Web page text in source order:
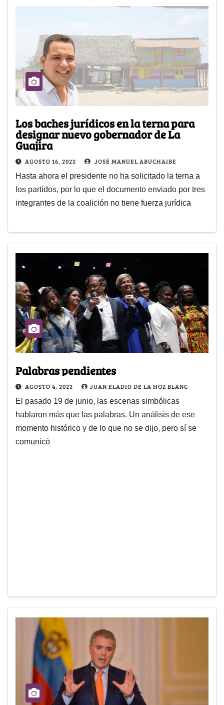
Los baches jurídicos en la terna para
designar nuevo gobernador de La
Guajira
AGOSTO 16, 2022 JOSÉ MANUEL ABUCHAIBE
Hasta ahora el presidente no ha solicitado la terna a
los partidos, por lo que el documento enviado por tres
integrantes de la coalición no tiene fuerza jurídica
Palabras pendientes
AGOSTO 4, 2022 JUAN ELADIO DE LA HOZ BLANC
El pasado 19 de junio, las escenas simbólicas
hablaron más que las palabras. Un análisis de ese
momento histórico y de lo que no se dijo, pero sí se
comunicó